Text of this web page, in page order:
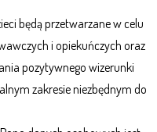
będą przetwarzane w celu
i opiekuńczych oraz
pozytywnego wizerunki
zakresie niezbędnym do